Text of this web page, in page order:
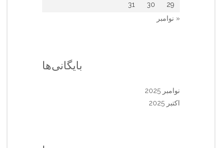
29
30
31
« نوامبر
بایگانی‌ها
نوامبر 2025
اکتبر 2025